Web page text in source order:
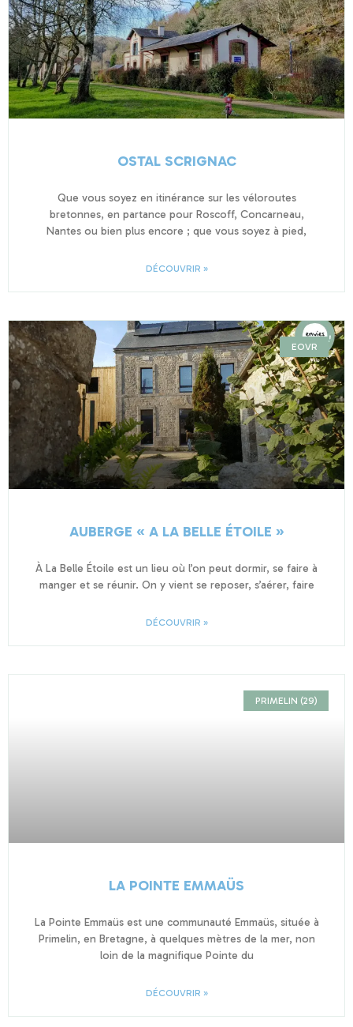
OSTAL SCRIGNAC
Que vous soyez en itinérance sur les véloroutes
bretonnes, en partance pour Roscoff, Concarneau,
Nantes ou bien plus encore ; que vous soyez à pied,
DÉCOUVRIR »
EOVR
AUBERGE « A LA BELLE ÉTOILE »
À La Belle Étoile est un lieu où l’on peut dormir, se faire à
manger et se réunir. On y vient se reposer, s’aérer, faire
DÉCOUVRIR »
PRIMELIN (29)
LA POINTE EMMAÜS
La Pointe Emmaüs est une communauté Emmaüs, située à
Primelin, en Bretagne, à quelques mètres de la mer, non
loin de la magnifique Pointe du
DÉCOUVRIR »